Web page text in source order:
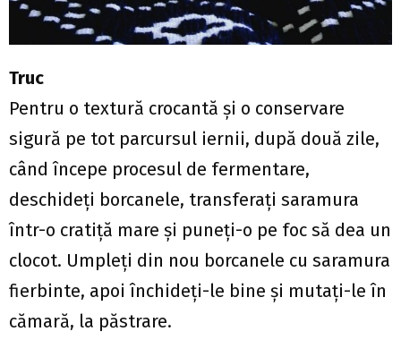
Truc
Pentru o textură crocantă şi o conservare
sigură pe tot parcursul iernii, după două zile,
când începe procesul de fermentare,
deschideţi borcanele, transferaţi saramura
într-o cratiţă mare şi puneţi-o pe foc să dea un
clocot. Umpleţi din nou borcanele cu saramura
fierbinte, apoi închideţi-le bine şi mutaţi-le în
cămară, la păstrare.